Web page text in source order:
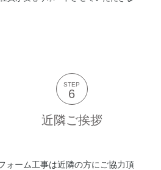
STEP
6
近隣ご挨拶
ォーム工事は近隣の方にご協力頂